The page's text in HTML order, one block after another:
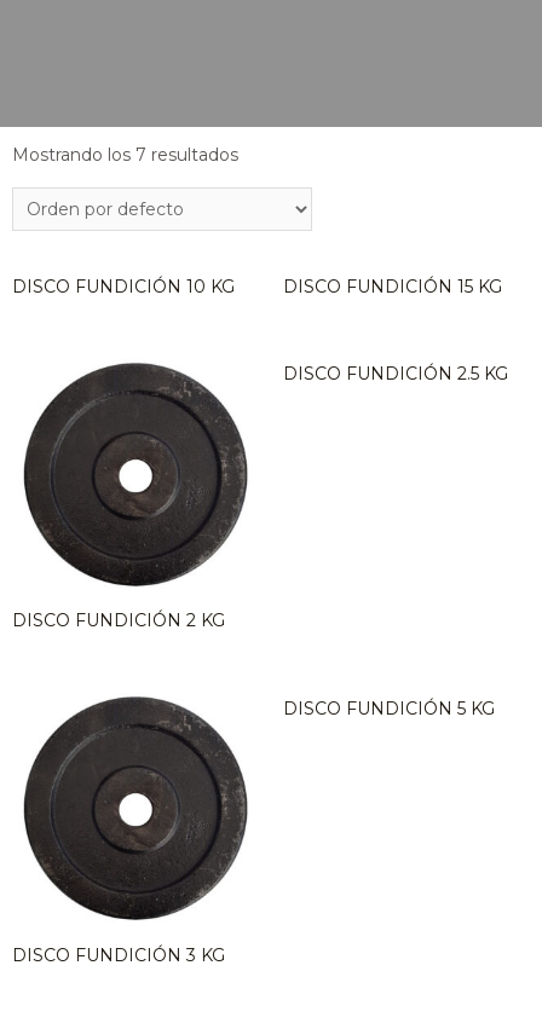
Mostrando los 7 resultados
DISCO FUNDICIÓN 10 KG DISCO FUNDICIÓN 15 KG
DISCO FUNDICIÓN 2 KG
DISCO FUNDICIÓN 2.5 KG
DISCO FUNDICIÓN 3 KG
DISCO FUNDICIÓN 5 KG